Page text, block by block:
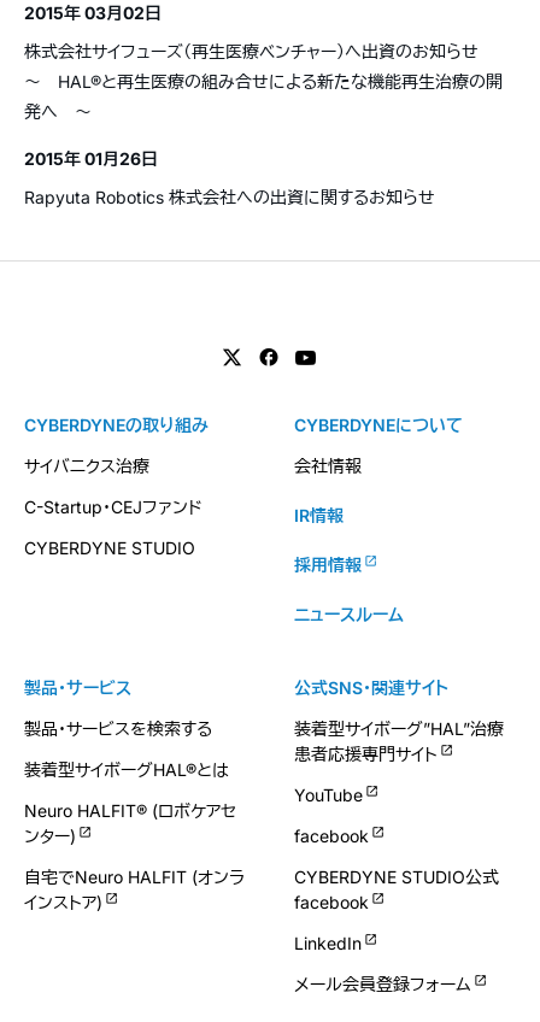
2015年 03月02日
株式会社サイフューズ（再生医療ベンチャー）へ出資のお知らせ
〜 HAL®と再生医療の組み合せによる新たな機能再生治療の開
発へ 〜
2015年 01月26日
Rapyuta Robotics 株式会社への出資に関するお知らせ
製品・サービス
製品・サービスを検索する
装着型サイボーグHAL®とは
Neuro HALFIT® (ロボケアセ
ンター)
自宅でNeuro HALFIT (オンラ
インストア)
CYBERDYNEの取り組み
サイバニクス治療
C-Startup・CEJファンド
CYBERDYNE STUDIO
CYBERDYNEについて
会社情報
IR情報
採用情報
ニュースルーム
公式SNS・関連サイト
装着型サイボーグ”HAL”治療
患者応援専門サイト
YouTube
facebook
CYBERDYNE STUDIO公式
facebook
LinkedIn
メール会員登録フォーム